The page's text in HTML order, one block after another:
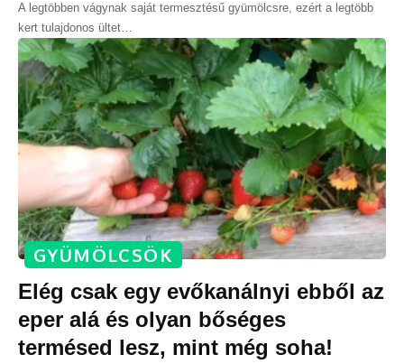
A legtöbben vágynak saját termesztésű gyümölcsre, ezért a legtöbb
kert tulajdonos ültet…
GYÜMÖLCSÖK
Elég csak egy evőkanálnyi ebből az
eper alá és olyan bőséges
termésed lesz, mint még soha!